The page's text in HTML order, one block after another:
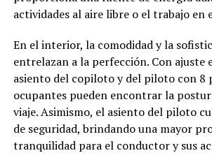
actividades al aire libre o el trabajo en
En el interior, la comodidad y la
entrelazan a la perfección. Con ajuste
asiento del copiloto y del piloto con 8
ocupantes pueden encontrar la
viaje. Asimismo, el asiento del piloto
de seguridad, brindando una mayor
tranquilidad para el conductor y sus